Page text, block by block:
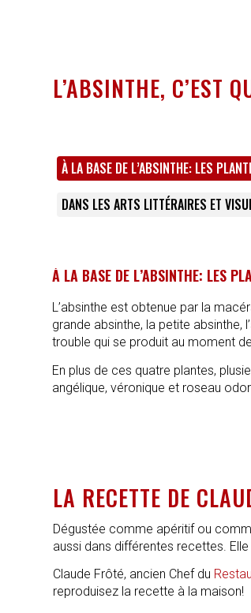
L’ABSINTHE, C’EST
À LA BASE DE L’ABSINTHE: LES
DANS LES ARTS LITTÉRAIRES ET
À LA BASE DE L’ABSINTHE: LES
L’absinthe est obtenue par la
grande absinthe, la petite absinthe,
trouble qui se produit au moment
En plus de ces quatre plantes,
angélique, véronique et roseau
LA RECETTE DE
Dégustée comme apéritif ou
aussi dans différentes recettes.
Claude Frôté, ancien Chef du
reproduisez la recette à la maison!